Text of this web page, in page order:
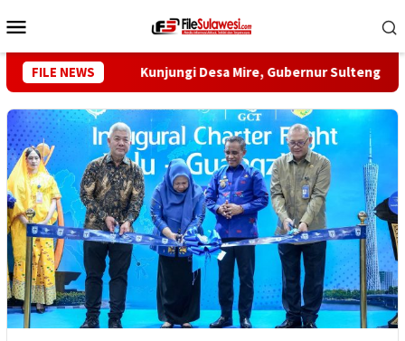
ke
Mobile
FILE NEWS
Nikah Kunjungi Desa Mire, Gubernur Sulteng